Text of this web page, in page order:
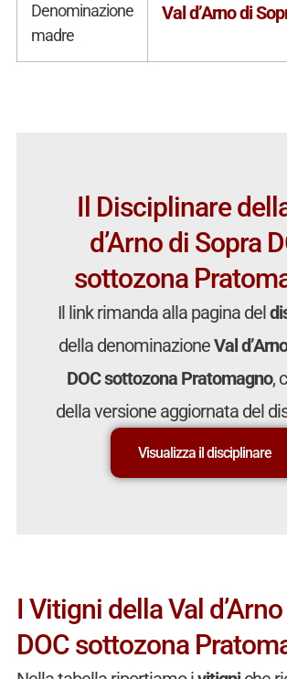
Denominazione
madre
Val d’Arno di
Il Disciplinare
d’Arno di Sopra
sottozona
Il link rimanda alla pagina del
della denominazioneVal
DOC sottozona Pratomagno,
della versione aggiornata del
Visualizza il disciplinare
I Vitigni della Val
DOC sottozona